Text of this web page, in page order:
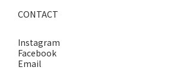
CONTACT
Instagram
Facebook
Email